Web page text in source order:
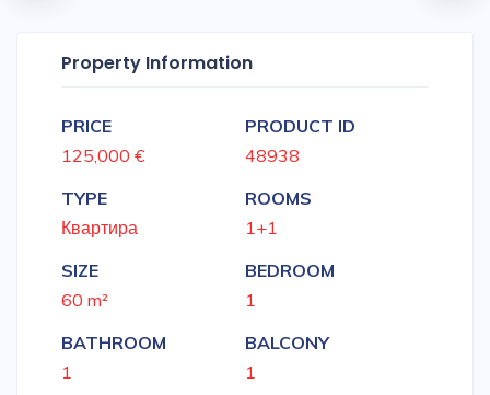
Property Information
PRICE
125,000 €
PRODUCT ID
48938
TYPE
Квартира
ROOMS
1+1
SIZE
60 m²
BEDROOM
1
BATHROOM
1
BALCONY
1